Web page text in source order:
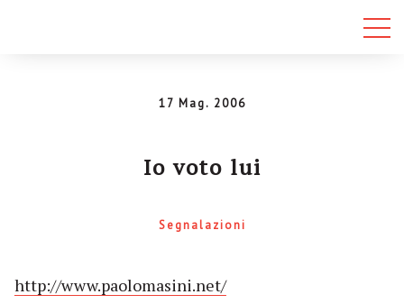
17 Mag. 2006
Io voto lui
Segnalazioni
http://www.paolomasini.net/